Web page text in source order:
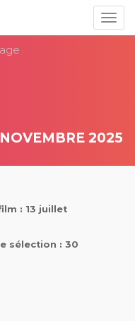
2025
: 13 juillet
sélection : 30